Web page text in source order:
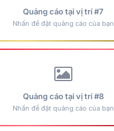
Quảng cáo tại vị trí #7
Nhấn để đặt quảng cáo của bạn
Quảng cáo tại vị trí #8
Nhấn để đặt quảng cáo của bạn